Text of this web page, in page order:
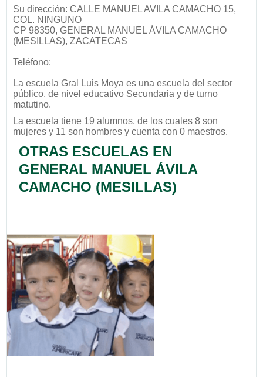
Su dirección: CALLE MANUEL AVILA CAMACHO 15,
COL. NINGUNO
CP 98350, GENERAL MANUEL ÁVILA CAMACHO
(MESILLAS), ZACATECAS
Teléfono:
La escuela Gral Luis Moya es una escuela del sector
público, de nivel educativo Secundaria y de turno
matutino.
La escuela tiene 19 alumnos, de los cuales 8 son
mujeres y 11 son hombres y cuenta con 0 maestros.
OTRAS ESCUELAS EN
GENERAL MANUEL ÁVILA
CAMACHO (MESILLAS)